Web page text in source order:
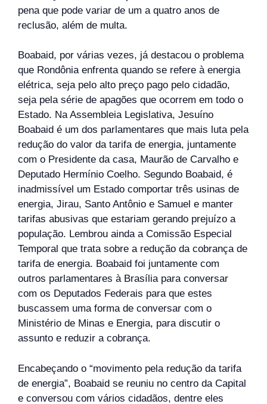
pena que pode variar de um a quatro anos de
reclusão, além de multa.
Boabaid, por várias vezes, já destacou o problema
que Rondônia enfrenta quando se refere à energia
elétrica, seja pelo alto preço pago pelo cidadão,
seja pela série de apagões que ocorrem em todo o
Estado. Na Assembleia Legislativa, Jesuíno
Boabaid é um dos parlamentares que mais luta pela
redução do valor da tarifa de energia, juntamente
com o Presidente da casa, Maurão de Carvalho e
Deputado Hermínio Coelho. Segundo Boabaid, é
inadmissível um Estado comportar três usinas de
energia, Jirau, Santo Antônio e Samuel e manter
tarifas abusivas que estariam gerando prejuízo a
população. Lembrou ainda a Comissão Especial
Temporal que trata sobre a redução da cobrança de
tarifa de energia. Boabaid foi juntamente com
outros parlamentares à Brasília para conversar
com os Deputados Federais para que estes
buscassem uma forma de conversar com o
Ministério de Minas e Energia, para discutir o
assunto e reduzir a cobrança.
Encabeçando o “movimento pela redução da tarifa
de energia”, Boabaid se reuniu no centro da Capital
e conversou com vários cidadãos, dentre eles